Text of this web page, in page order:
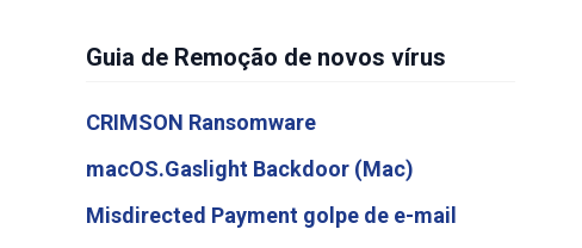
Guia de Remoção de novos vírus
CRIMSON Ransomware
macOS.Gaslight Backdoor (Mac)
Misdirected Payment golpe de e-mail